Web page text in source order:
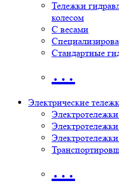
Тележки
колесом
С весами
Стандартные
…
Электрические
…